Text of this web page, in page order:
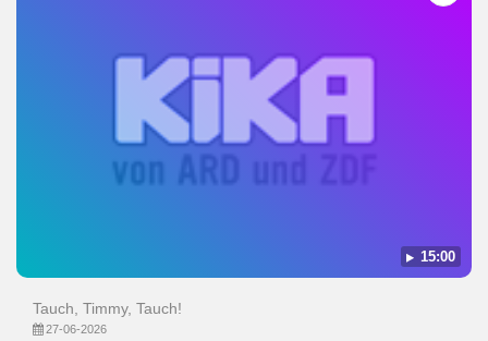
15:00
Tauch, Timmy, Tauch!
27-06-2026